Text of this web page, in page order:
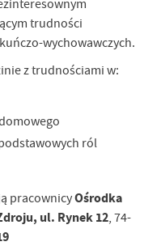
trudności
wychowawczych.
z trudnościami w:
ról
pracownicyOśrodka
ul. Rynek 12, 74-